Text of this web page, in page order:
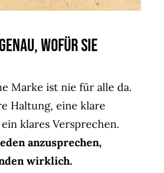
wofür sie
Marke ist nie für alle da.
Haltung, eine klare
klares Versprechen.
anzusprechen,
wirklich.